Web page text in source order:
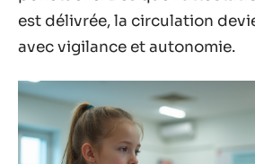
est délivrée, la circulation
avec vigilance et autonomie.